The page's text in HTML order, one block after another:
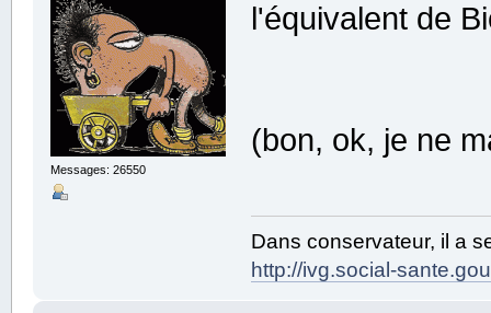
Messages: 26550
l'équivalent de
(bon, ok, je ne
Dans conservateur, il a
http://ivg.social-